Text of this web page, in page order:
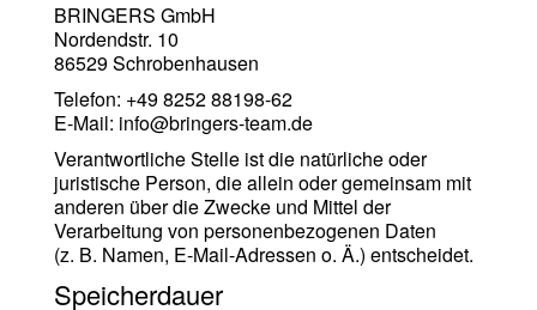
BRINGERS GmbH
Nordendstr. 10
86529 Schrobenhausen
Telefon: +49 8252 88198-62
E-Mail: info@bringers-team.de
Verantwortliche Stelle ist die natürliche oder
juristische Person, die allein oder gemeinsam mit
anderen über die Zwecke und Mittel der
Verarbeitung von personenbezogenen Daten
(z. B. Namen, E-Mail-Adressen o. Ä.) entscheidet.
Speicherdauer